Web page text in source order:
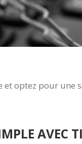
et optez pour
AVEC